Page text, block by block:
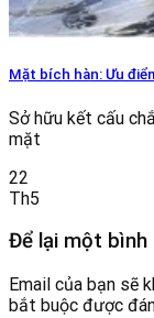
Mặt bích hàn: Ưu
Sở hữu kết cấu
mặt
22
Th5
Để lại một bình
Email của bạn sẽ
bắt buộc được